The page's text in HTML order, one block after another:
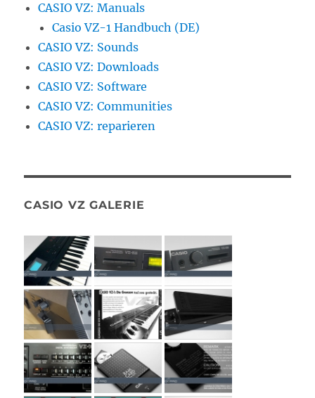
CASIO VZ: Manuals
Casio VZ-1 Handbuch (DE)
CASIO VZ: Sounds
CASIO VZ: Downloads
CASIO VZ: Software
CASIO VZ: Communities
CASIO VZ: reparieren
CASIO VZ GALERIE